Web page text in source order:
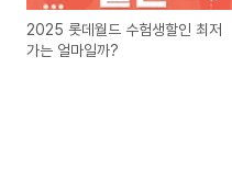
2025 롯데월드 수험생할인 최저
가는 얼마일까?